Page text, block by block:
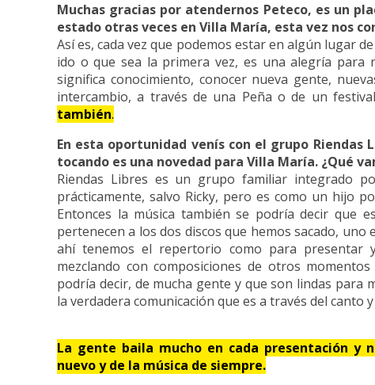
Muchas gracias por atendernos Peteco, es un
estado otras veces en Villa María, esta vez nos
Así es, cada vez que podemos estar en algún lugar
ido o que sea la primera vez, es una alegría para
significa conocimiento, conocer nueva gente,
intercambio, a través de una Peña o de un
también.
En esta oportunidad venís con el grupo Riendas
tocando es una novedad para Villa María. ¿Qué
Riendas Libres es un grupo familiar integrado
prácticamente, salvo Ricky, pero es como un hijo
Entonces la música también se podría decir que
pertenecen a los dos discos que hemos sacado, uno
ahí tenemos el repertorio como para
mezclando con composiciones de otros
podría decir, de mucha gente y que son lindas para
la verdadera comunicación que es a través del canto
La gente baila mucho en cada presentación y
nuevo y de la música de siempre.